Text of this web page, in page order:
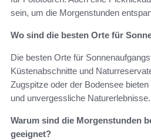
sein, um die Morgenstunden
Wo sind die besten Orte für
Die besten Orte für
Küstenabschnitte und
Zugspitze oder der Bodensee
und unvergessliche Naturerlebnisse.
Warum sind die Morgenstunden
geeignet?